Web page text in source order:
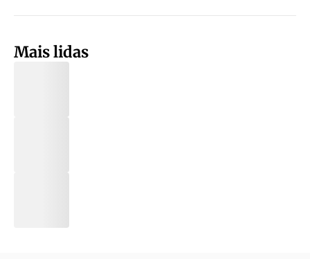
Mais lidas